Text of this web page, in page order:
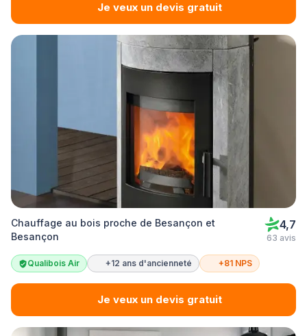
Je veux un devis gratuit
Chauffage au bois proche de Besançon et
Besançon
4,7
63 avis
Qualibois Air +12 ans d'ancienneté +81 NPS
Je veux un devis gratuit